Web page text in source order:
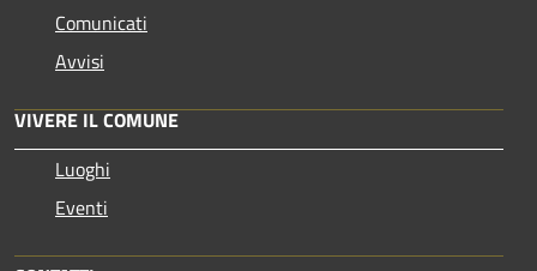
Comunicati
Avvisi
VIVERE IL COMUNE
Luoghi
Eventi